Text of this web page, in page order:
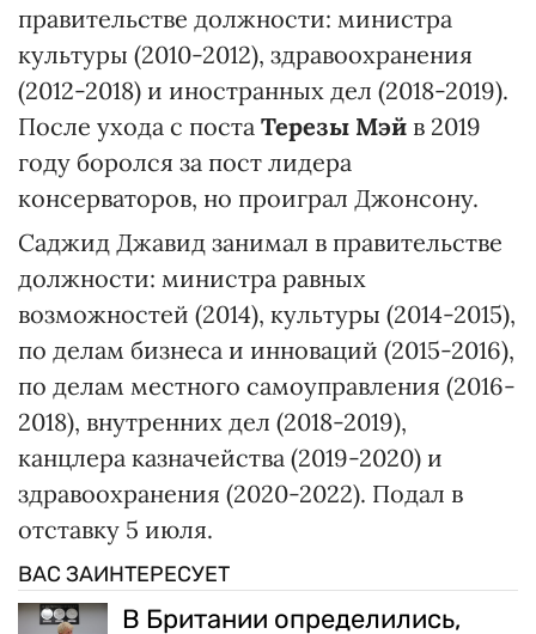
правительстве должности: министра
культуры (2010-2012), здравоохранения
(2012-2018) и иностранных дел (2018-2019).
После ухода с поста Терезы Мэй в 2019
году боролся за пост лидера
консерваторов, но проиграл Джонсону.
Саджид Джавид занимал в правительстве
должности: министра равных
возможностей (2014), культуры (2014-2015),
по делам бизнеса и инноваций (2015-2016),
по делам местного самоуправления (2016-
2018), внутренних дел (2018-2019),
канцлера казначейства (2019-2020) и
здравоохранения (2020-2022). Подал в
отставку 5 июля.
ВАС ЗАИНТЕРЕСУЕТ
В Британии определились,